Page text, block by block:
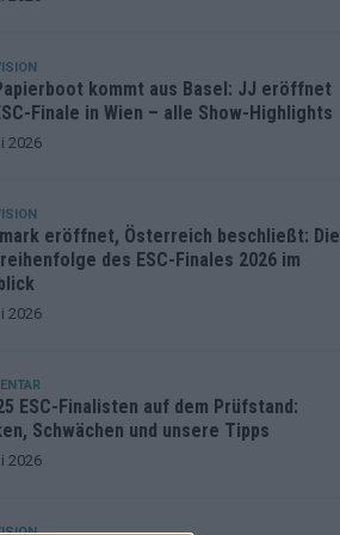
kommt aus Basel: JJ eröffnet
Finale in Wien – alle Show-Highlights
2026
eröffnet, Österreich beschließt: Die
des ESC-Finales 2026 im
2026
ESC-Finalisten auf dem Prüfstand:
Schwächen und unsere Tipps
2026